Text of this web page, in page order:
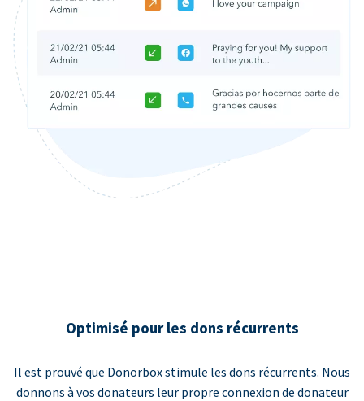
Optimisé pour les dons récurrents
Il est prouvé que Donorbox stimule les dons récurrents. Nous
donnons à vos donateurs leur propre connexion de donateur